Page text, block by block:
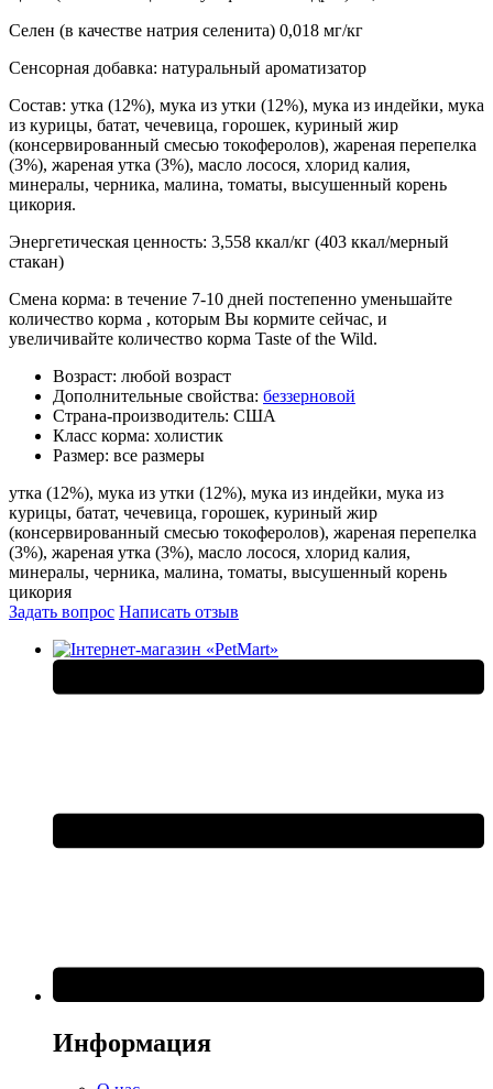
Селен (в качестве натрия селенита) 0,018 мг/кг
Сенсорная добавка: натуральный ароматизатор
Состав: утка (12%), мука из утки (12%), мука из индейки, мука
из курицы, батат, чечевица, горошек, куриный жир
(консервированный смесью токоферолов), жареная перепелка
(3%), жареная утка (3%), масло лосося, хлорид калия,
минералы, черника, малина, томаты, высушенный корень
цикория.
Энергетическая ценность: 3,558 ккал/кг (403 ккал/мерный
стакан)
Смена корма: в течение 7-10 дней постепенно уменьшайте
количество корма , которым Вы кормите сейчас, и
увеличивайте количество корма Taste of the Wild.
Возраст: любой возраст
Дополнительные свойства: беззерновой
Страна-производитель: США
Класс корма: холистик
Размер: все размеры
утка (12%), мука из утки (12%), мука из индейки, мука из
курицы, батат, чечевица, горошек, куриный жир
(консервированный смесью токоферолов), жареная перепелка
(3%), жареная утка (3%), масло лосося, хлорид калия,
минералы, черника, малина, томаты, высушенный корень
цикория
Задать вопрос Написать отзыв
Информация